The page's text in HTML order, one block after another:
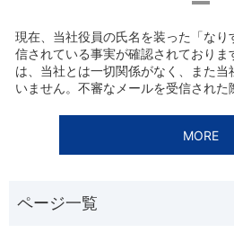
現在、当社役員の氏名を装った「な
信されている事実が確認されており
は、当社とは一切関係がなく、また
いません。不審なメールを受信され
MORE